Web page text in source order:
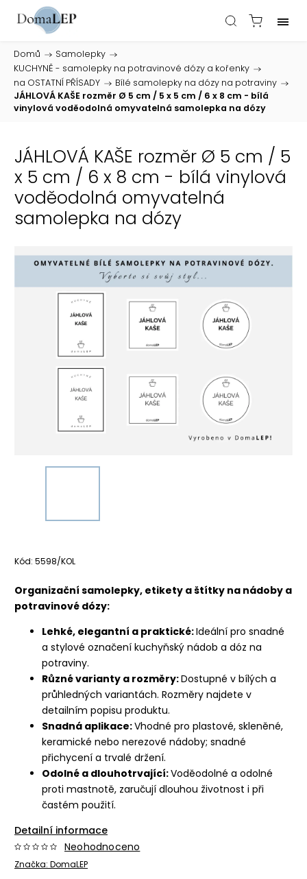
Domů / Samolepky /
KUCHYNĚ - samolepky na potravinové dózy a kořenky /
na OSTATNÍ PŘÍSADY / Bílé samolepky na dózy na potraviny /
JÁHLOVÁ KAŠE rozměr Ø 5 cm / 5 x 5 cm / 6 x 8 cm - bílá
vinylová voděodolná omyvatelná samolepka na dózy
JÁHLOVÁ KAŠE rozměr Ø 5 cm / 5
x 5 cm / 6 x 8 cm - bílá vinylová
voděodolná omyvatelná
samolepka na dózy
Kód: 5598/KOL
Organizační samolepky, etikety a štítky na nádoby a
potravinové dózy:
Lehké, elegantní a praktické:Ideální pro snadné
a stylové označení kuchyňský nádob a dóz na
potraviny.
Různé varianty a rozměry:Dostupné v bílých a
průhledných variantách. Rozměry najdete v
detailním popisu produktu.
Snadná aplikace:Vhodné pro plastové, skleněné,
keramické nebo nerezové nádoby; snadné
přichycení a trvalé držení.
Odolné a dlouhotrvající:Voděodolné a odolné
proti mastnotě, zaručují dlouhou životnost i při
častém použití.
Detailní informace
Značka: DomaLEP
Neohodnoceno